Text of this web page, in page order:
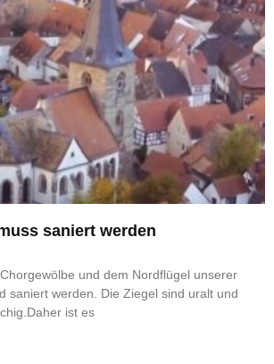
saniert werden
und dem Nordflügel unserer
saniert werden. Die Ziegel sind uralt und
ist es